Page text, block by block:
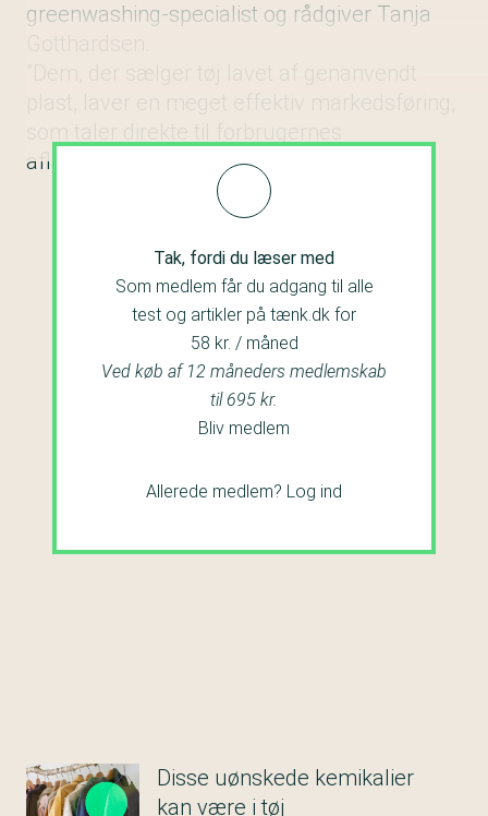
greenwashing-specialist og rådgiver Tanja
afladsfølelse,” siger hun.
Tak, fordi du læser med
Som medlem får du adgang til alle
test og artikler på tænk.dk for
58 kr. / måned
Ved køb af 12 måneders medlemskab
til 695 kr.
Bliv medlem
Allerede medlem? Log ind
Disse uønskede kemikalier
kan være i tøj